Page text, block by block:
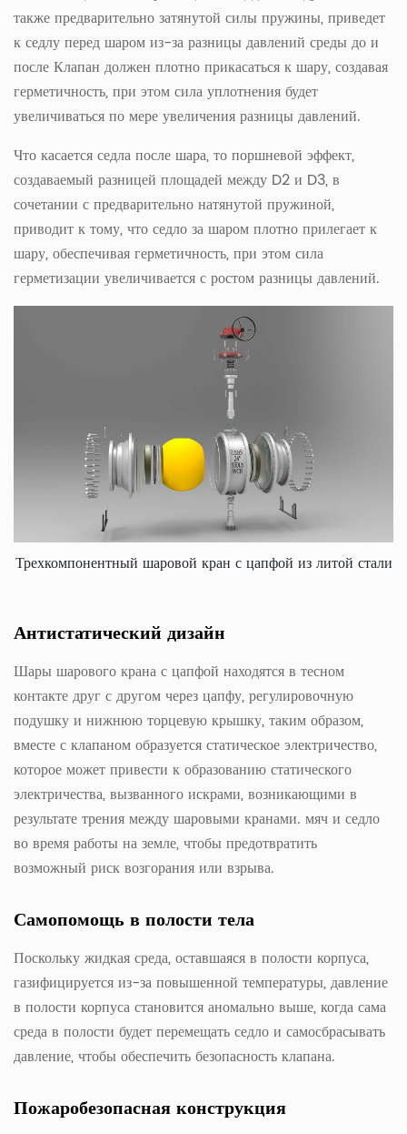
также предварительно затянутой силы пружины, приведет
к седлу перед шаром из-за разницы давлений среды до и
после Клапан должен плотно прикасаться к шару, создавая
герметичность, при этом сила уплотнения будет
увеличиваться по мере увеличения разницы давлений.
Что касается седла после шара, то поршневой эффект,
создаваемый разницей площадей между D2 и D3, в
сочетании с предварительно натянутой пружиной,
приводит к тому, что седло за шаром плотно прилегает к
шару, обеспечивая герметичность, при этом сила
герметизации увеличивается с ростом разницы давлений.
Трехкомпонентный шаровой кран с цапфой из литой стали
Антистатический дизайн
Шары шарового крана с цапфой находятся в тесном
контакте друг с другом через цапфу, регулировочную
подушку и нижнюю торцевую крышку, таким образом,
вместе с клапаном образуется статическое электричество,
которое может привести к образованию статического
электричества, вызванного искрами, возникающими в
результате трения между шаровыми кранами. мяч и седло
во время работы на земле, чтобы предотвратить
возможный риск возгорания или взрыва.
Самопомощь в полости тела
Поскольку жидкая среда, оставшаяся в полости корпуса,
газифицируется из-за повышенной температуры, давление
в полости корпуса становится аномально выше, когда сама
среда в полости будет перемещать седло и самосбрасывать
давление, чтобы обеспечить безопасность клапана.
Пожаробезопасная конструкция